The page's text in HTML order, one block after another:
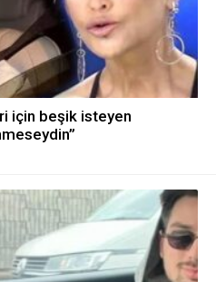
için beşik isteyen